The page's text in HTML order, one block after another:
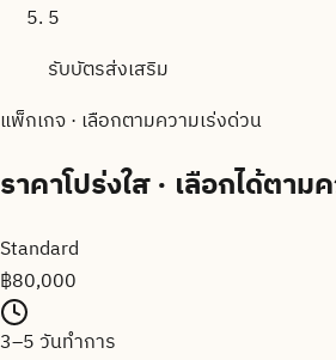
5
รับบัตรส่งเสริม
แพ็กเกจ · เลือกตามความเร่งด่วน
ราคาโปร่งใส· เลือกได้ตาม
Standard
฿80,000
3–5 วันทำการ